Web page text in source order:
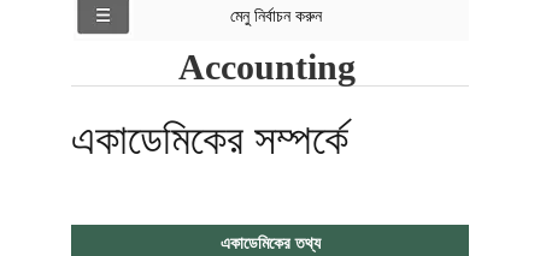
মেনু নির্বাচন করুন
Accounting
একাডেমিকের সম্পর্কে
একাডেমিকের তথ্য